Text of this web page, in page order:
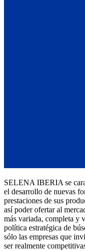
SELENA IBERIA se
el desarrollo de nuevas
prestaciones de sus
así poder ofertar al
más variada, completa y
política estratégica de
sólo las empresas que
ser realmente